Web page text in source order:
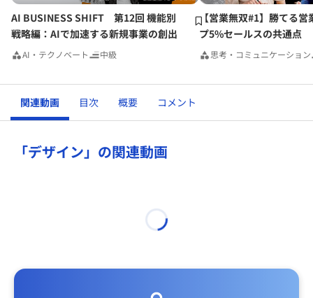
AI BUSINESS SHIFT 第12回 機能別
戦略編：AIで加速する新規事業の創出
AI・テクノベート 中級
【営業無双#1】勝てる営
プ5%セールスの共通点
思考・コミュニケーション
関連動画 目次 概要 コメント
「デザイン」の関連動画